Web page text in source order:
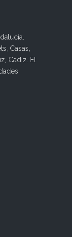
Casas,
Cádiz. El